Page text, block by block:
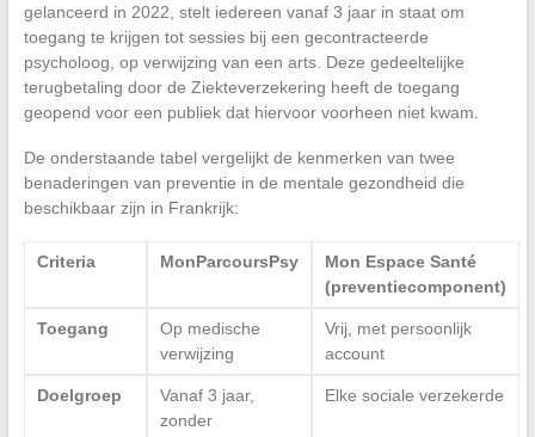
gelanceerd in 2022, stelt iedereen vanaf 3 jaar in staat om
toegang te krijgen tot sessies bij een gecontracteerde
psycholoog, op verwijzing van een arts. Deze gedeeltelijke
terugbetaling door de Ziekteverzekering heeft de toegang
geopend voor een publiek dat hiervoor voorheen niet kwam.
De onderstaande tabel vergelijkt de kenmerken van twee
benaderingen van preventie in de mentale gezondheid die
beschikbaar zijn in Frankrijk:
Criteria MonParcoursPsy
Mon Espace Santé
(preventiecomponent)
Toegang
Op medische
verwijzing
Vrij, met persoonlijk
account
Doelgroep
Vanaf 3 jaar,
zonder
Elke sociale verzekerde